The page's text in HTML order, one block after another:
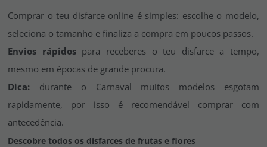
Comprar o teu disfarce online é simples: escolhe o modelo,
seleciona o tamanho e finaliza a compra em poucos passos.
Envios rápidospara receberes o teu disfarce a tempo,
mesmo em épocas de grande procura.
Dica: durante o Carnaval muitos modelos esgotam
rapidamente, por isso é recomendável comprar com
antecedência.
Descobre todos os disfarces de frutas e flores